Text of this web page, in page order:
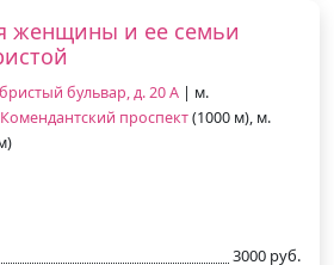
женщины и ее семьи
бульвар, д. 20 А | м.
Комендантский проспект(1000 м), м.
3000 руб.